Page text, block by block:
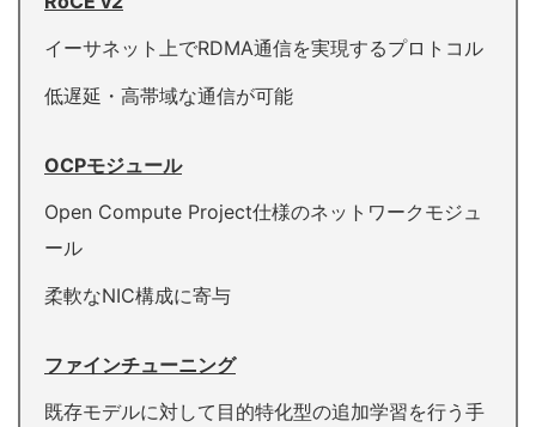
イーサネット上でRDMA通信を実現するプロトコル
低遅延・高帯域な通信が可能
OCPモジュール
Open Compute Project仕様のネットワークモジュ
ール
柔軟なNIC構成に寄与
ファインチューニング
既存モデルに対して目的特化型の追加学習を行う手